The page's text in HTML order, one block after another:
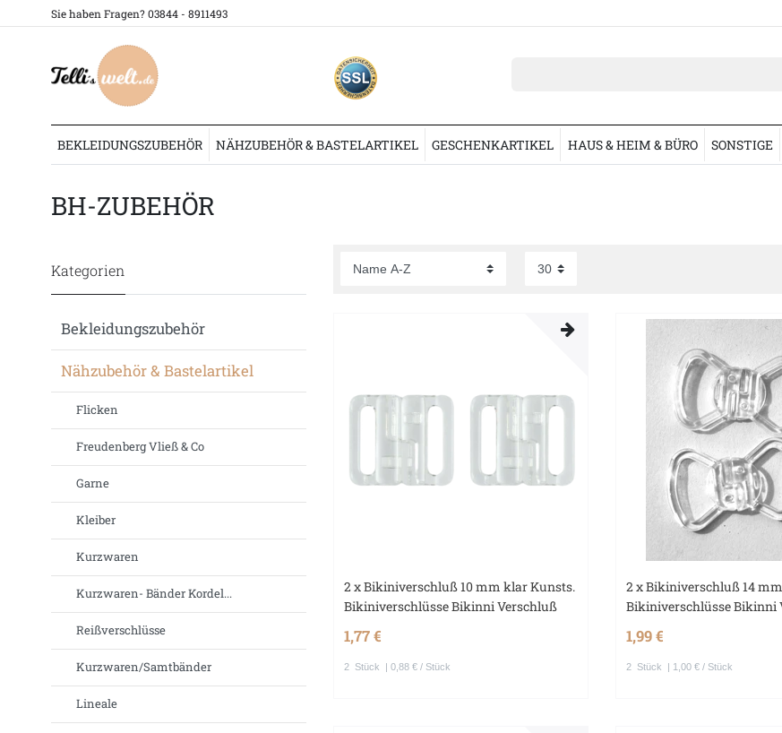
Sie haben Fragen? 03844 - 8911493
BEKLEIDUNGSZUBEHÖR NÄHZUBEHÖR & BASTELARTIKEL GESCHENKARTIKEL HAUS & HEIM & BÜRO SONSTIGE
Nähzubehör & Bastelartikel Prym BH-Zubehör
BH-ZUBEHÖR
Kategorien
Bekleidungszubehör
Nähzubehör & Bastelartikel
Flicken
Freudenberg Vließ & Co
Garne
Kleiber
Kurzwaren
Kurzwaren- Bänder Kordel...
Reißverschlüsse
Kurzwaren/Samtbänder
Lineale
2 x Bikiniverschluß 10 mm klar Kunsts.
Bikiniverschlüsse Bikinni Verschluß
1,77 €
2 Stück | 0,88 € / Stück
2 x Bikiniverschluß 14
Bikiniverschlüsse Bikinni
1,99 €
2 Stück | 1,00 € / Stück